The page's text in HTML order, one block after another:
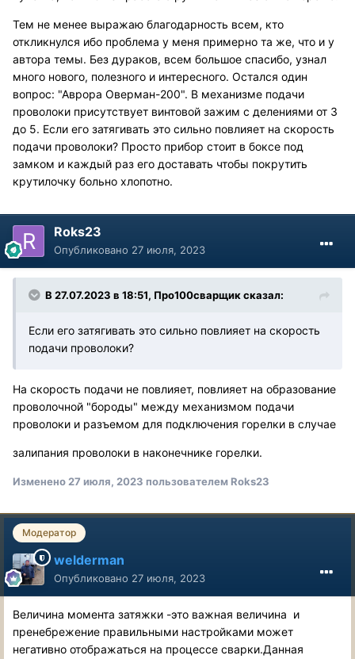
Тем не менее выражаю благодарность всем, кто
откликнулся ибо проблема у меня примерно та же, что и у
автора темы. Без дураков, всем большое спасибо, узнал
много нового, полезного и интересного. Остался один
вопрос: "Аврора Оверман-200". В механизме подачи
проволоки присутствует винтовой зажим с делениями от 3
до 5. Если его затягивать это сильно повлияет на скорость
подачи проволоки? Просто прибор стоит в боксе под
замком и каждый раз его доставать чтобы покрутить
крутилочку больно хлопотно.
Roks23
Опубликовано 27 июля, 2023
В 27.07.2023 в 18:51, Про100сварщиксказал:
Если его затягивать это сильно повлияет на скорость
подачи проволоки?
На скорость подачи не повлияет, повлияет на образование
проволочной "бороды" между механизмом подачи
проволоки и разъемом для подключения горелки в случае
залипания проволоки в наконечнике горелки.
Изменено27 июля, 2023 пользователем Roks23
Модератор
welderman
Опубликовано 27 июля, 2023
Величина момента затяжки -это важная величина и
пренебрежение правильными настройками может
негативно отображаться на процессе сварки.Данная